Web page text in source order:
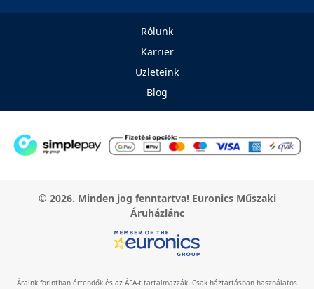
Rólunk
Karrier
Üzleteink
Blog
© 2026. Minden jog fenntartva! Euronics Műszaki
Áruházlánc
Áraink forintban értendők és az ÁFA-t tartalmazzák. Csak háztartásban használatos